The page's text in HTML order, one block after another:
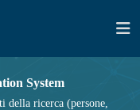
System
della ricerca (persone,